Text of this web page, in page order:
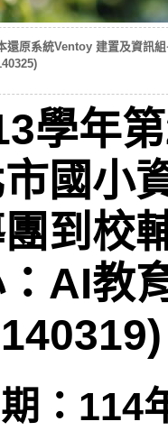
還原系統Ventoy 建置及資訊
學年
國小
到校
AI教
期：114